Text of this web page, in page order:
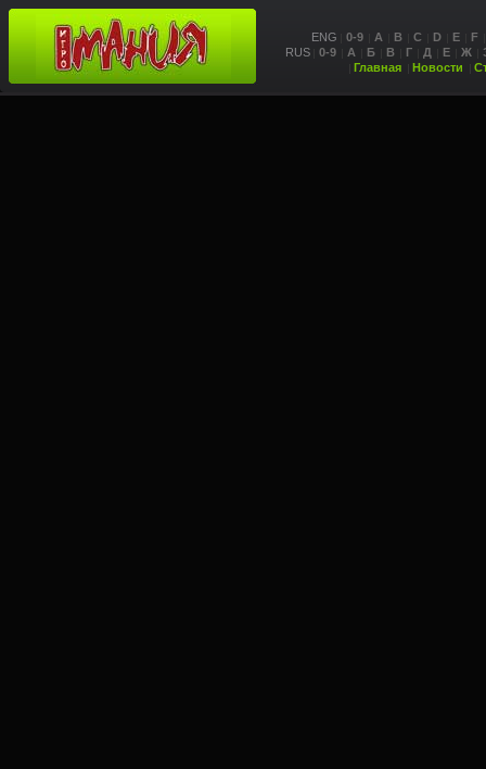
ENG 0-9 A B C D E
F
RUS
0-9 А Б В Г Д Е Ж
Главная
Новости